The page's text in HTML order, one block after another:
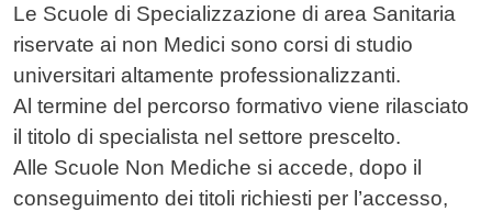
Contenuto
Le Scuole di Specializzazione di area Sanitaria
riservate ai non Medici sono corsi di studio
universitari altamente professionalizzanti.
Al termine del percorso formativo viene rilasciato
il titolo di specialista nel settore prescelto.
Alle Scuole Non Mediche si accede, dopo il
conseguimento dei titoli richiesti per l’accesso,